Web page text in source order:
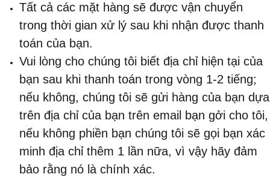
Tất cả các mặt hàng sẽ được vận chuyển
trong thời gian xử lý sau khi nhận được thanh
toán của bạn.
Vui lòng cho chúng tôi biết địa chỉ hiện tại của
bạn sau khi thanh toán trong vòng 1-2 tiếng;
nếu không, chúng tôi sẽ gửi hàng của bạn dựa
trên địa chỉ của bạn trên email bạn gởi cho tôi,
nếu không phiền bạn chúng tôi sẽ gọi bạn xác
minh địa chỉ thêm 1 lần nữa, vì vậy hãy đảm
bảo rằng nó là chính xác.